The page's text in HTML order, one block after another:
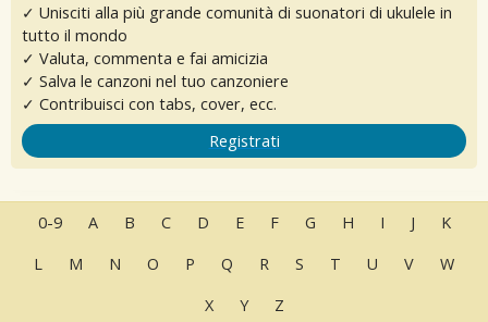
✓ Unisciti alla più grande comunità di suonatori di ukulele in
tutto il mondo
✓ Valuta, commenta e fai amicizia
✓ Salva le canzoni nel tuo canzoniere
✓ Contribuisci con tabs, cover, ecc.
Registrati
0-9 A B C D E F G H I J
K
L
M N O P Q R S T U V
W
X
Y Z